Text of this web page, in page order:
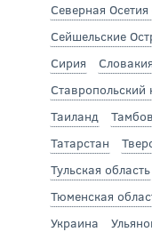
Северная
Сейшельские
Сирия
Словакия
Ставропольский
Таиланд
Татарстан
Тульская область
Тюменская
Украина